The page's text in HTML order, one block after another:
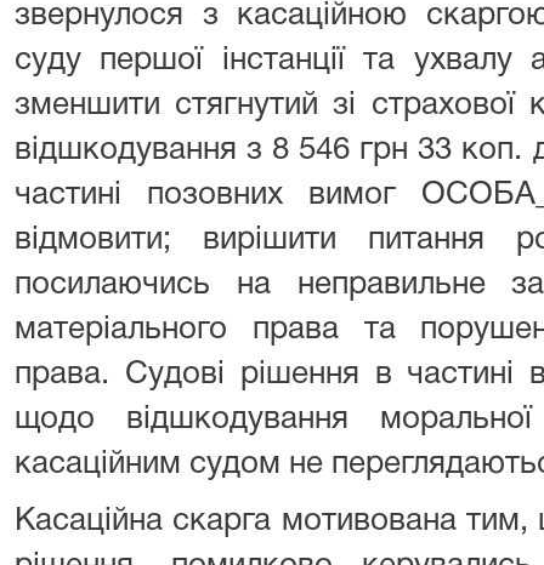
звернулося з касаційною
суду першої інстанції та ухвалу
зменшити стягнутий зі страхової
відшкодування з 8 546 грн 33 коп.
частині позовних вимог
відмовити; вирішити питання
посилаючись на неправильне
матеріального права та
права. Судові рішення в частині
щодо відшкодування
касаційним судом не
Касаційна скарга мотивована